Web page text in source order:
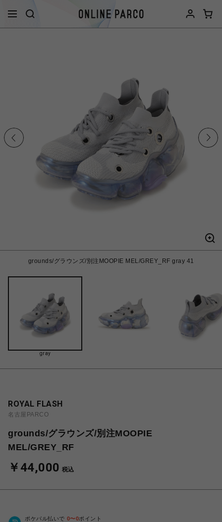
grounds/グラウンズ/別注MOOPIE MEL/GREY_RF gray 41
gray
ROYAL FLASH
名古屋PARCO
grounds/グラウンズ/別注MOOPIE
MEL/GREY_RF
￥44,000 税込
ポケパル払いで 0〜0ポイント